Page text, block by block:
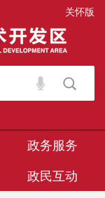
关怀版
政务服务
政民互动